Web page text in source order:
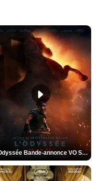
L'Odyssée Bande-annonce VO STFR